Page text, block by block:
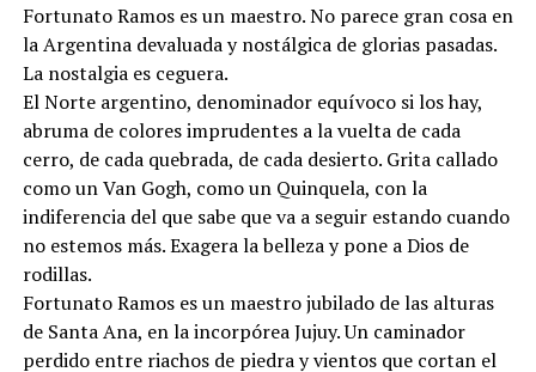
Fortunato Ramos es un maestro. No parece gran cosa en
la Argentina devaluada y nostálgica de glorias pasadas.
La nostalgia es ceguera.
El Norte argentino, denominador equívoco si los hay,
abruma de colores imprudentes a la vuelta de cada
cerro, de cada quebrada, de cada desierto. Grita callado
como un Van Gogh, como un Quinquela, con la
indiferencia del que sabe que va a seguir estando cuando
no estemos más. Exagera la belleza y pone a Dios de
rodillas.
Fortunato Ramos es un maestro jubilado de las alturas
de Santa Ana, en la incorpórea Jujuy. Un caminador
perdido entre riachos de piedra y vientos que cortan el